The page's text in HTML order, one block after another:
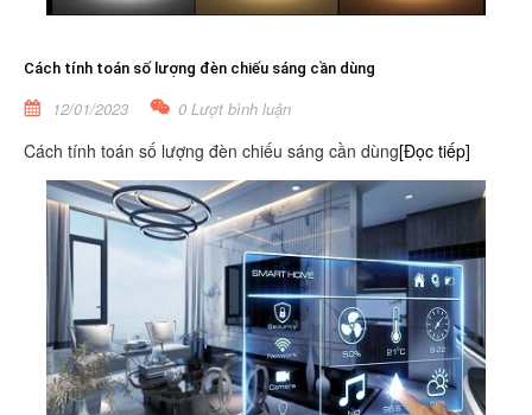
Cách tính toán số lượng đèn chiếu sáng cần dùng
12/01/2023 0 Lượt bình luận
Cách tính toán số lượng đèn chiếu sáng cần dùng[Đọc tiếp]